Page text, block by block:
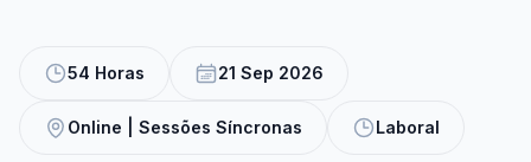
54 Horas 21 Sep 2026
Online | Sessões Síncronas Laboral